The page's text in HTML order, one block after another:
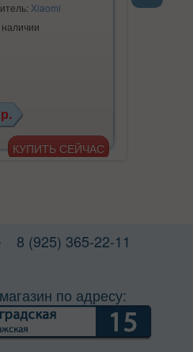
Xiaomi
наличии
8 (925) 365-22-11
по адресу: